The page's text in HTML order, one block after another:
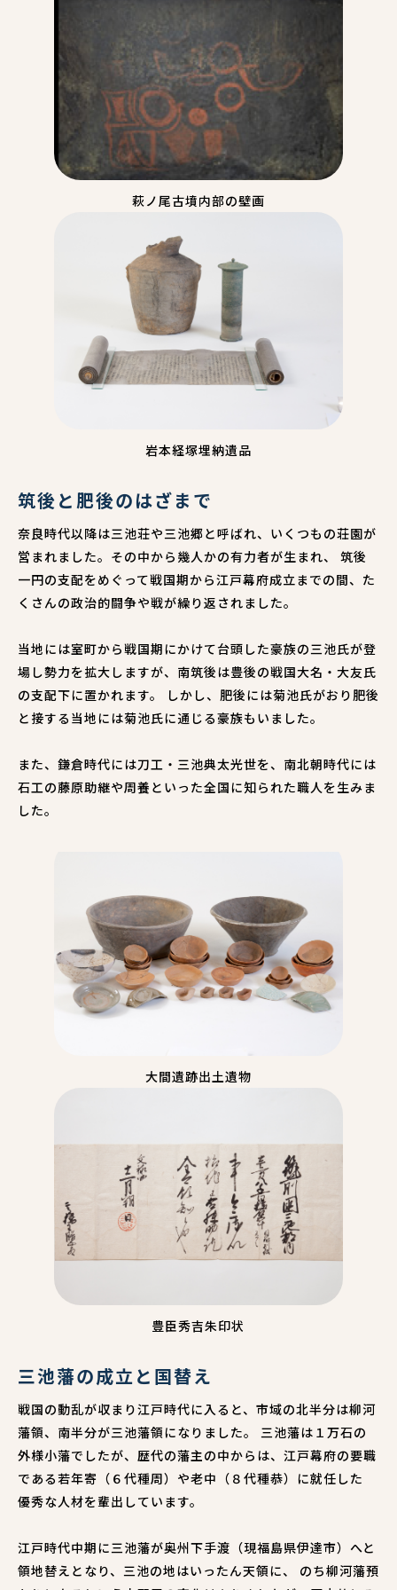
萩ノ尾古墳内部の壁画
岩本経塚埋納遺品
筑後と肥後のはざまで
奈良時代以降は三池荘や三池郷と呼ばれ、いくつもの荘園が
営まれました。その中から幾人かの有力者が生まれ、 筑後
一円の支配をめぐって戦国期から江戸幕府成立までの間、た
くさんの政治的闘争や戦が繰り返されました。
当地には室町から戦国期にかけて台頭した豪族の三池氏が登
場し勢力を拡大しますが、南筑後は豊後の戦国大名・大友氏
の支配下に置かれます。 しかし、肥後には菊池氏がおり肥後
と接する当地には菊池氏に通じる豪族もいました。
また、鎌倉時代には刀工・三池典太光世を、南北朝時代には
石工の藤原助継や周養といった全国に知られた職人を生みま
した。
大間遺跡出土遺物
豊臣秀吉朱印状
三池藩の成立と国替え
戦国の動乱が収まり江戸時代に入ると、市域の北半分は柳河
藩領、南半分が三池藩領になりました。 三池藩は１万石の
外様小藩でしたが、歴代の藩主の中からは、江戸幕府の要職
である若年寄（６代種周）や老中（８代種恭）に就任した
優秀な人材を輩出しています。
江戸時代中期に三池藩が奥州下手渡（現福島県伊達市）へと
領地替えとなり、三池の地はいったん天領に、 のち柳河藩預